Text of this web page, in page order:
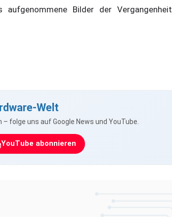
Bilder der Vergangenheit
Welt
folge uns auf Google News und YouTube.
YouTube abonnieren